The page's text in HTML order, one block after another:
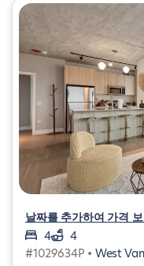
날짜를 추가하여 가격
4
4
#1029634P • West